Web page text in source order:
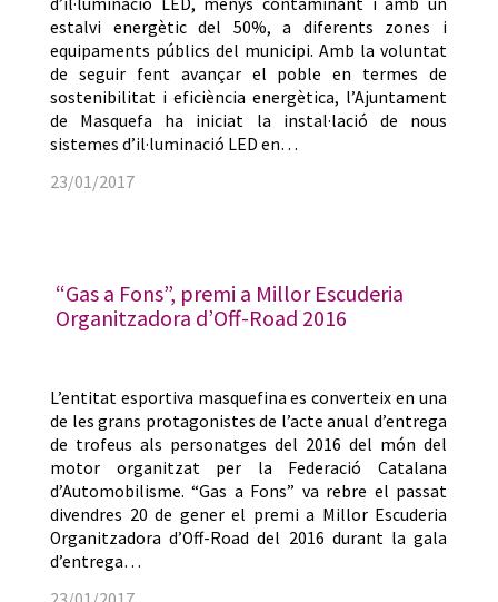
estalvi energètic del 50%, a diferents zones i
equipaments públics del municipi. Amb la voluntat
de seguir fent avançar el poble en termes de
sostenibilitat i eficiència energètica, l’Ajuntament
de Masquefa ha iniciat la instal·lació de nous
sistemes d’il·luminació LED en…
23/01/2017
“Gas a Fons”, premi a Millor Escuderia
Organitzadora d’Off-Road 2016
L’entitat esportiva masquefina es converteix en una
de les grans protagonistes de l’acte anual d’entrega
de trofeus als personatges del 2016 del món del
motor organitzat per la Federació Catalana
d’Automobilisme. “Gas a Fons” va rebre el passat
divendres 20 de gener el premi a Millor Escuderia
Organitzadora d’Off-Road del 2016 durant la gala
d’entrega…